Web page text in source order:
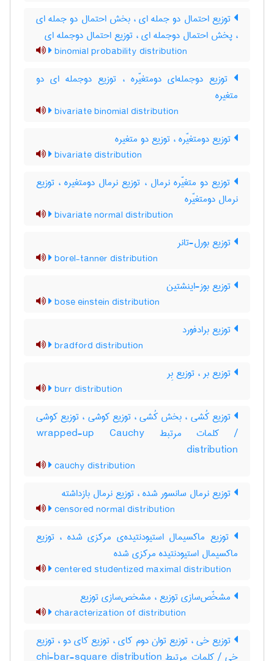
توزیع احتمال دو جمله ای ، بخش احتمال دو جمله ای
، پخش احتمال دوجمله ای ، توزیع احتمال دوجمله ای
binomial probability distribution
توزیع دوجمله‌ای دومتغیّره ، توزیع دوجمله ای دو
متغیره
bivariate binomial distribution
توزیع دومتغیّره ، توزیع دو متغیره
bivariate distribution
توزیع دو متغیّره نرمال ، توزیع نرمال دومتغیره ، توزیع
نرمال دومتغیّره
bivariate normal distribution
توزیع بورل-تانر
borel-tanner distribution
توزیع بوز-اینشتین
bose einstein distribution
توزیع برادفورد
bradford distribution
توزیع بر ، توزیع بِر
burr distribution
توزیع کُشی ، بخش کُشی ، توزیع کوشی ، توزیع کوشی
/ کلمات مرتبط wrapped-up Cauchy
distribution
cauchy distribution
توزیع نرمال سانسور شده ، توزیع نرمال بازداشته
censored normal distribution
توزیع ماکسیمال استیودنتیده‌ی مرکزی شده ، توزیع
ماکسیمال استیودنتیده مرکزی شده
centered studentized maximal distribution
مشخّص‌سازی توزیع ، مشخص‌سازی توزیع
characterization of distribution
توزیع خی ، توزیع توان دوم کای ، توزیع کای دو ، توزیع
خی / کلمات مرتبط chi-bar-square distribution